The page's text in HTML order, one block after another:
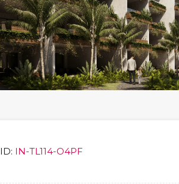
ID: IN-TL114-O4PF